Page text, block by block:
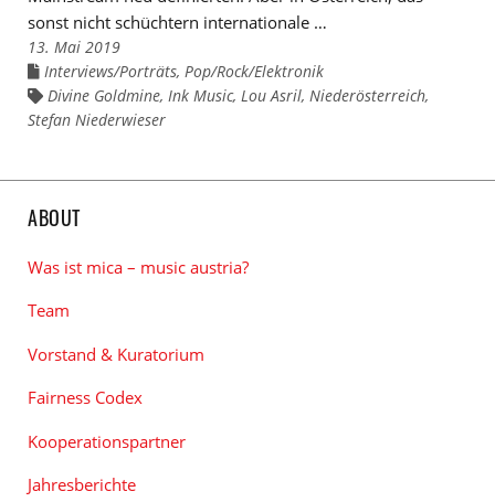
sonst nicht schüchtern internationale …
13. Mai 2019
Links
den
Kategorien
Interviews/Porträts, Pop/Rock/Elektronik
Links
den
Divine Goldmine, Ink Music, Lou Asril, Niederösterreich,
Stefan Niederwieser
ABOUT
Was ist mica – music austria?
Team
Vorstand & Kuratorium
Fairness Codex
Kooperationspartner
Jahresberichte